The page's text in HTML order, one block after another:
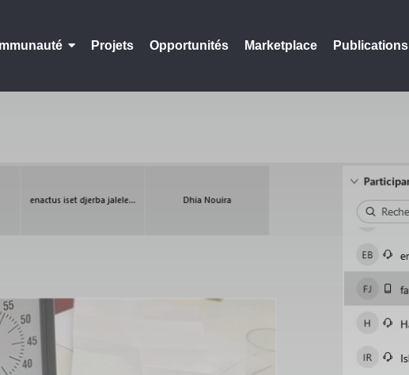
Projets Opportunités Marketplace Publications